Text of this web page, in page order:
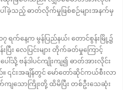
ေါ်ခဲ့သည့် ဓာတ်လိုက်မှုဖြစ်စဉ်များအနက်မှ
၇ ရက်နေ့က မွန်ပြည်နယ်၊ တောင်စွန်းမြို့၌
ပြီး လေပြင်းများ တိုက်ခတ်မှုကြောင့်
ေါ်သို့ ဗန်ဒါပင်ကျိုးကျ၍ ဓာတ်အားလိုင်း
။ ၎င်းအချိန်တွင် မော်တော်ဆိုင်ကယ်စီးလာ
ကျသောကြိုးတို့ ထိမိပြီး တစ်ဦးသေဆုံး